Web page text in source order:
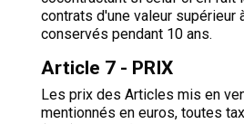
contrats d'une valeur supérieur
conservés pendant 10 ans.
Article 7 - PRIX
Les prix des Articles mis en
mentionnés en euros, toutes